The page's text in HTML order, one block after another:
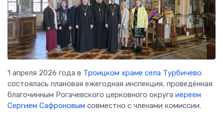
1 апреля 2026 года в Троицком храме села Турбичево
состоялась плановая ежегодная инспекция, проведённая
благочинным Рогачевского церковного округа иереем
Сергием Сафроновым совместно с членами комиссии.